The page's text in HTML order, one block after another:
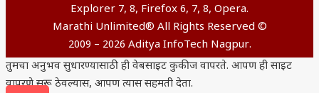
Explorer 7, 8, Firefox 6, 7, 8, Opera.
Marathi Unlimited® All Rights Reserved ©
2009 – 2026 Aditya InfoTech Nagpur.
तुमचा अनुभव सुधारण्यासाठी ही वेबसाइट कुकीज वापरते. आपण ही साइट
वापरणे सुरू ठेवल्यास, आपण त्यास सहमती देता.